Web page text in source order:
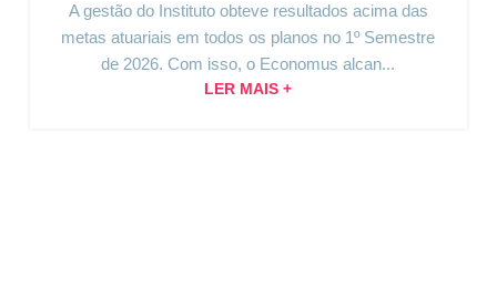
A gestão do Instituto obteve resultados acima das
metas atuariais em todos os planos no 1º Semestre
de 2026. Com isso, o Economus alcan...
LER MAIS +